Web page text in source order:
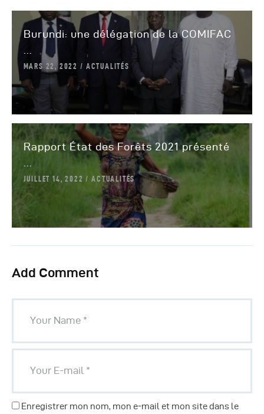
Burundi: une délégation de la COMIFAC
MARS 22, 2022 ACTUALITÉS
Rapport État des Forêts 2021 présenté
JUILLET 14, 2022 ACTUALITÉS
Add Comment
Enregistrer mon nom, mon e-mail et mon site dans le